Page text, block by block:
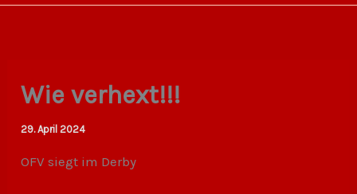
Wie verhext!!!
29. April 2024
OFV siegt im Derby